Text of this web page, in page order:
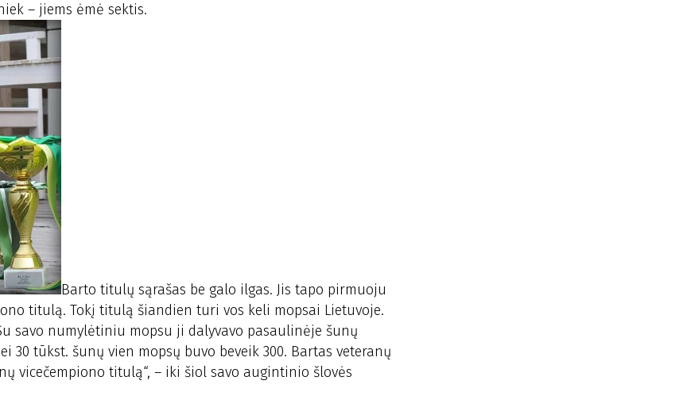
– jiems ėmė sektis.
Barto titulų sąrašas be galo ilgas. Jis tapo pirmuoju
titulą. Tokį titulą šiandien turi vos keli mopsai Lietuvoje.
savo numylėtiniu mopsu ji dalyvavo pasaulinėje šunų
30 tūkst. šunų vien mopsų buvo beveik 300. Bartas veteranų
vicečempiono titulą“, – iki šiol savo augintinio šlovės